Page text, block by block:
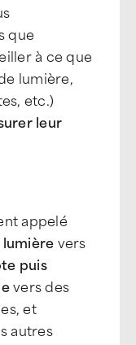
que
à ce que
lumière,
etc.)
leur
appelé
lumièrevers
puis
vers des
et
autres